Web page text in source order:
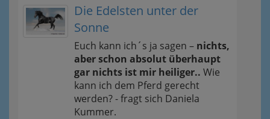
Die Edelsten unter der
Sonne
Euch kann ich´s ja sagen – nichts,
aber schon absolut überhaupt
gar nichts ist mir heiliger.. Wie
kann ich dem Pferd gerecht
werden? - fragt sich Daniela
Kummer.